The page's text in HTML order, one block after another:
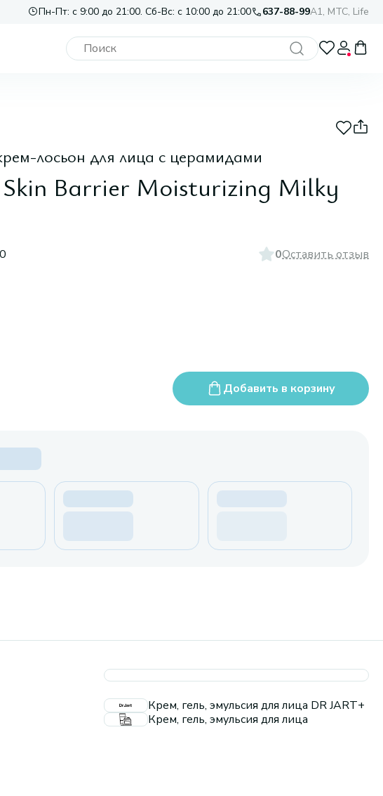
Пн-Пт: с 9:00 до 21:00. Сб-Вс: с 10:00 до 21:00 637-88-99A1, МТС, Life
лосьон для лица с церамидами
Barrier Moisturizing Milky
0Оставить отзыв
Добавить в корзину
Крем, гель, эмульсия для лица DR JART+
Крем, гель, эмульсия для лица